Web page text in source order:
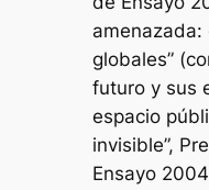
amenazada:
globales”
futuro y sus
espacio
invisible”,
Ensayo